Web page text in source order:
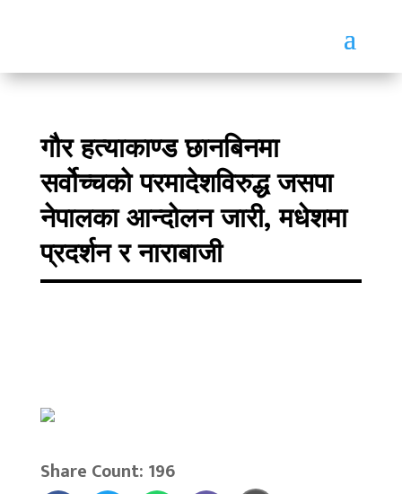
गौर हत्याकाण्ड छानबिनमा
सर्वोच्चको परमादेशविरुद्ध जसपा
नेपालका आन्दोलन जारी, मधेशमा
प्रदर्शन र नाराबाजी
Share Count: 196